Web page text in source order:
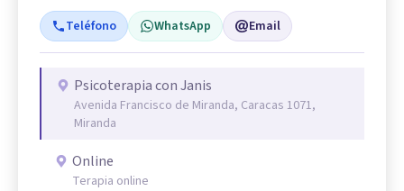
Teléfono WhatsApp Email
Psicoterapia con Janis
Avenida Francisco de Miranda, Caracas 1071,
Miranda
Online
Terapia online